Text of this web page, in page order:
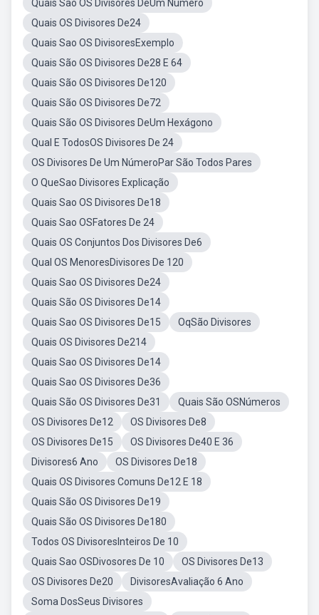
Quais São OS Divisores DeUm Número
Quais OS Divisores De24
Quais Sao OS DivisoresExemplo
Quais São OS Divisores De28 E 64
Quais São OS Divisores De120
Quais São OS Divisores De72
Quais São OS Divisores DeUm Hexágono
Qual E TodosOS Divisores De 24
OS Divisores De Um NúmeroPar São Todos Pares
O QueSao Divisores Explicação
Quais Sao OS Divisores De18
Quais Sao OSFatores De 24
Quais OS Conjuntos Dos Divisores De6
Qual OS MenoresDivisores De 120
Quais Sao OS Divisores De24
Quais São OS Divisores De14
Quais Sao OS Divisores De15
OqSão Divisores
Quais OS Divisores De214
Quais Sao OS Divisores De14
Quais Sao OS Divisores De36
Quais São OS Divisores De31
Quais São OSNúmeros
OS Divisores De12
OS Divisores De8
OS Divisores De15
OS Divisores De40 E 36
Divisores6 Ano
OS Divisores De18
Quais OS Divisores Comuns De12 E 18
Quais São OS Divisores De19
Quais São OS Divisores De180
Todos OS DivisoresInteiros De 10
Quais Sao OSDivosores De 10
OS Divisores De13
OS Divisores De20
DivisoresAvaliação 6 Ano
Soma DosSeus Divisores